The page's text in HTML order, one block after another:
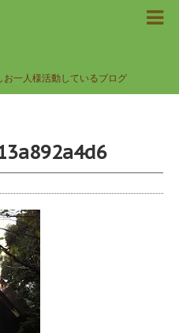
一人様活動しているブログ